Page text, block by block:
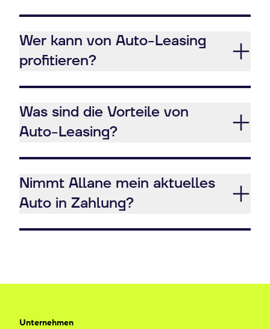
Wer kann von Auto-Leasing
profitieren?
Was sind die Vorteile von
Auto-Leasing?
Nimmt Allane mein aktuelles
Auto in Zahlung?
Unternehmen